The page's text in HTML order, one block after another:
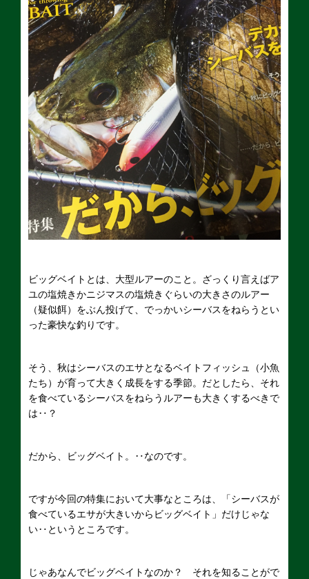
ビッグベイトとは、大型ルアーのこと。ざっくり言えばア
ユの塩焼きかニジマスの塩焼きぐらいの大きさのルアー
（疑似餌）をぶん投げて、でっかいシーバスをねらうとい
った豪快な釣りです。
そう、秋はシーバスのエサとなるベイトフィッシュ（小魚
たち）が育って大きく成長をする季節。だとしたら、それ
を食べているシーバスをねらうルアーも大きくするべきで
は‥？
だから、ビッグベイト。‥なのです。
ですが今回の特集において大事なところは、「シーバスが
食べているエサが大きいからビッグベイト」だけじゃな
い‥というところです。
じゃあなんでビッグベイトなのか？ それを知ることがで